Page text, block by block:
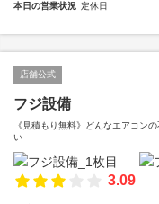
本日の営業状況 定休日
店舗公式
フジ設備
《見積もり無料》どんなエアコン
い
3.09